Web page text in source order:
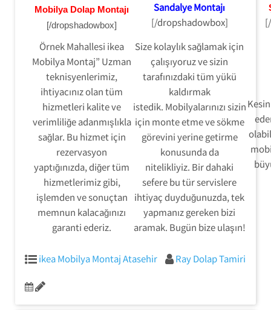
Mobilya Dolap Montajı
[/dropshadowbox]
Sandalye Montajı
[/dropshadowbox]
Örnek Mahallesi ikea
Mobilya Montaj” Uzman
teknisyenlerimiz,
ihtiyacınız olan tüm
hizmetleri kalite ve
verimliliğe adanmışlıkla
sağlar. Bu hizmet için
rezervasyon
yaptığınızda, diğer tüm
hizmetlerimiz gibi,
işlemden ve sonuçtan
memnun kalacağınızı
garanti ederiz.
Size kolaylık sağlamak için
çalışıyoruz ve sizin
tarafınızdaki tüm yükü
kaldırmak
istedik. Mobilyalarınızı sizin
için monte etme ve sökme
görevini yerine getirme
konusunda da
nitelikliyiz. Bir dahaki
sefere bu tür servislere
ihtiyaç duyduğunuzda, tek
yapmanız gereken bizi
aramak. Bugün bize ulaşın!
ikea Mobilya Montaj Atasehir Ray Dolap Tamiri